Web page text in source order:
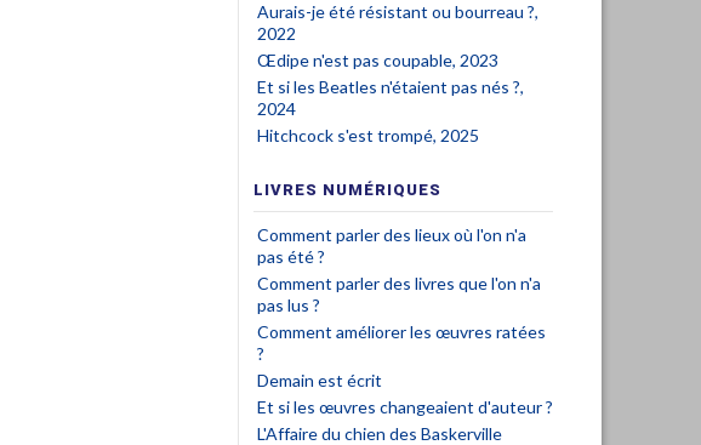
Aurais-je été résistant ou bourreau ?,
2022
Œdipe n'est pas coupable, 2023
Et si les Beatles n'étaient pas nés ?,
2024
Hitchcock s'est trompé, 2025
LIVRES NUMÉRIQUES
Comment parler des lieux où l'on n'a
pas été ?
Comment parler des livres que l'on n'a
pas lus ?
Comment améliorer les œuvres ratées
?
Demain est écrit
Et si les œuvres changeaient d'auteur ?
L'Affaire du chien des Baskerville